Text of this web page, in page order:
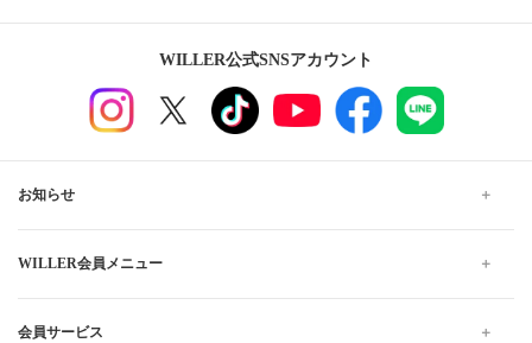
WILLER公式SNSアカウント
お知らせ
WILLER会員メニュー
会員サービス